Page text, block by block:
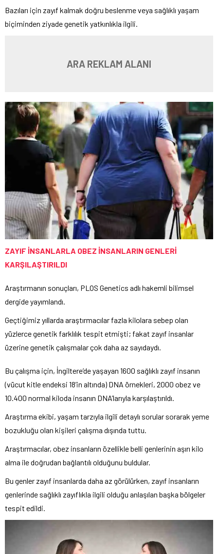
Bazıları için zayıf kalmak doğru beslenme veya sağlıklı yaşam
biçiminden ziyade genetik yatkınlıkla ilgili.
ARA REKLAM ALANI
ZAYIF İNSANLARLA OBEZ İNSANLARIN GENLERİ
KARŞILAŞTIRILDI
Araştırmanın sonuçları, PLOS Genetics adlı hakemli bilimsel
dergide yayımlandı.
Geçtiğimiz yıllarda araştırmacılar fazla kilolara sebep olan
yüzlerce genetik farklılık tespit etmişti; fakat zayıf insanlar
üzerine genetik çalışmalar çok daha az sayıdaydı.
Bu çalışma için, İngiltere’de yaşayan 1600 sağlıklı zayıf insanın
(vücut kitle endeksi 18’in altında) DNA örnekleri, 2000 obez ve
10.400 normal kiloda insanın DNA’larıyla karşılaştırıldı.
Araştırma ekibi, yaşam tarzıyla ilgili detaylı sorular sorarak yeme
bozukluğu olan kişileri çalışma dışında tuttu.
Araştırmacılar, obez insanların özellikle belli genlerinin aşırı kilo
alma ile doğrudan bağlantılı olduğunu buldular.
Bu genler zayıf insanlarda daha az görülürken, zayıf insanların
genlerinde sağlıklı zayıflıkla ilgili olduğu anlaşılan başka bölgeler
tespit edildi.